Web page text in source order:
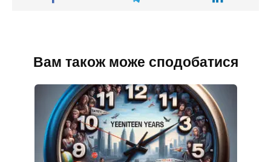
Вам також може сподобатися